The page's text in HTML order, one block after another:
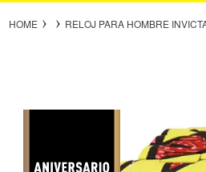
HOME RELOJ PARA HOMBRE